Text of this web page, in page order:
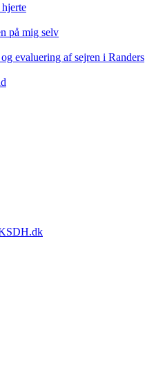
på mig selv
evaluering af sejren i Randers